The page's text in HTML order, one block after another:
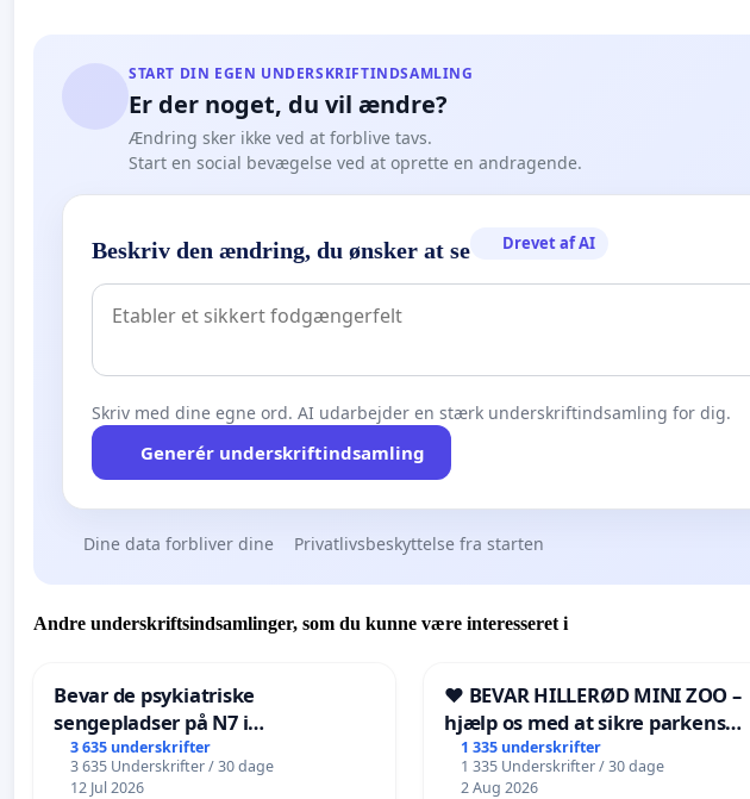
START DIN EGEN UNDERSKRIFTINDSAMLING
Er der noget, du vil ændre?
Ændring sker ikke ved at forblive tavs.
Start en social bevægelse ved at oprette en andragende.
Beskriv den ændring, du ønsker at se Drevet af AI
Skriv med dine egne ord. AI udarbejder en stærk underskriftindsamling for dig.
Generér underskriftindsamling
Dine data forbliver dine Privatlivsbeskyttelse fra starten
Andre underskriftsindsamlinger, som du kunne være interesseret i
Bevar de psykiatriske
sengepladser på N7 i
Frederikshavn
3 635 underskrifter
3 635 Underskrifter / 30 dage
12 Jul 2026
❤️ BEVAR HILLERØD MINI ZOO –
hjælp os med at sikre parkens
fremtid ❤️
1 335 underskrifter
1 335 Underskrifter / 30 dage
2 Aug 2026